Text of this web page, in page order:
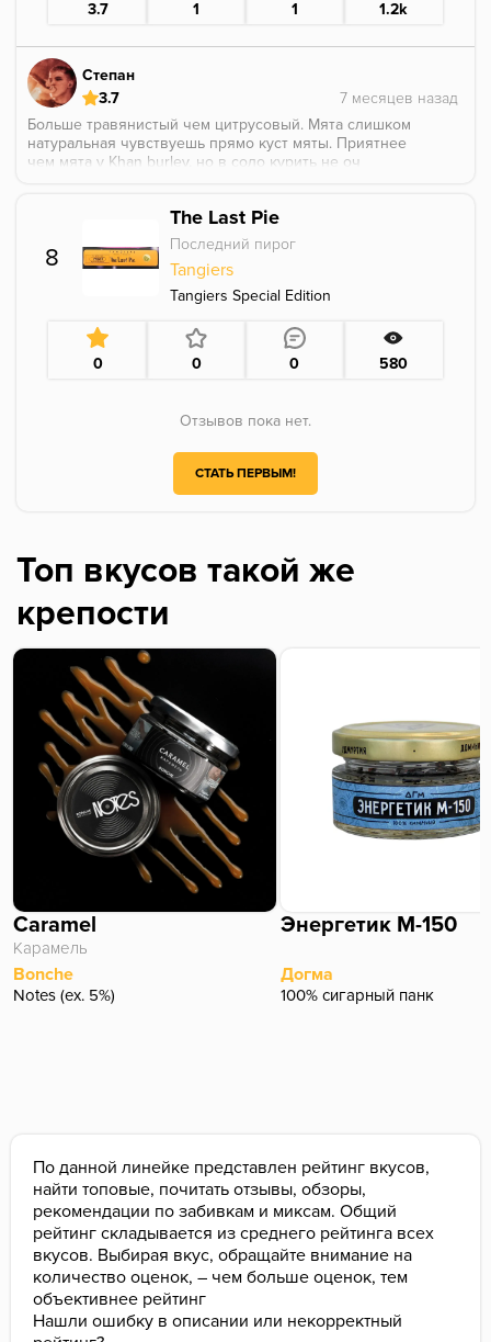
3.7 1 1 1.2k
Степан
3.7
Больше травянистый чем цитрусовый. Мята слишком
натуральная чувствуешь прямо куст мяты. Приятнее
чем мята у Khan burley, но в соло курить не оч
8
The Last Pie
Последний пирог
Tangiers
Tangiers Special Edition
0 0 0 580
Отзывов пока нет.
СТАТЬ ПЕРВЫМ!
Топ вкусов такой же
крепости
Caramel
Карамель
Bonche
Notes (ex. 5%)
Энергетик М-150
Догма
100% сигарный панк
По данной линейке представлен рейтинг вкусов,
найти топовые, почитать отзывы, обзоры,
рекомендации по забивкам и миксам. Общий
рейтинг складывается из среднего рейтинга всех
вкусов. Выбирая вкус, обращайте внимание на
количество оценок, – чем больше оценок, тем
объективнее рейтинг
Нашли ошибку в описании или некорректный